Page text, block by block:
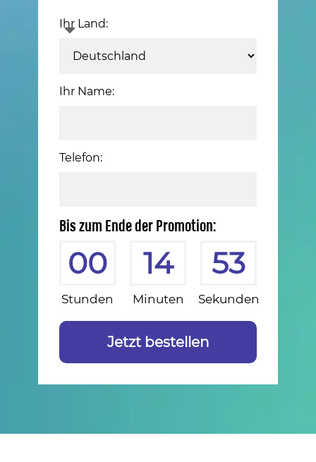
Ihr Land:
Ihr Name:
Telefon:
Bis zum Ende der Promotion:
00
Stunden
14
Minuten
52
Sekunden
Jetzt bestellen